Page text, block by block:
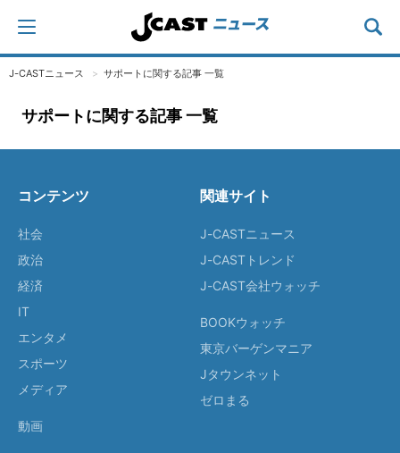
J-CASTニュース サポートに関する記事 一覧
サポートに関する記事 一覧
コンテンツ
社会
政治
経済
IT
エンタメ
スポーツ
メディア
動画
関連サイト
J-CASTニュース
J-CASTトレンド
J-CAST会社ウォッチ
BOOKウォッチ
東京バーゲンマニア
Jタウンネット
ゼロまる